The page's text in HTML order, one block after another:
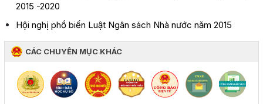
2015 -2020
Hội nghị phổ biến Luật Ngân sách Nhà nước năm 2015
CÁC CHUYÊN MỤC KHÁC